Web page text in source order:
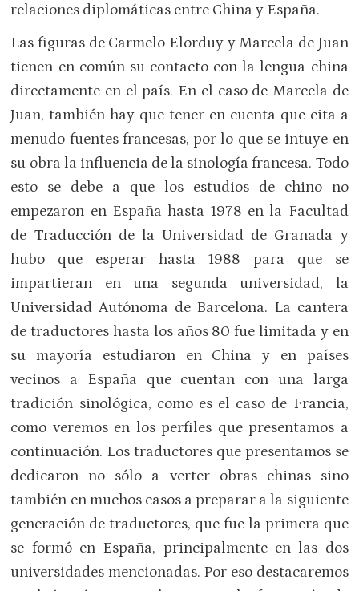
relaciones diplomáticas entre China y España.
Las figuras de Carmelo Elorduy y Marcela de Juan
tienen en común su contacto con la lengua china
directamente en el país. En el caso de Marcela de
Juan, también hay que tener en cuenta que cita a
menudo fuentes francesas, por lo que se intuye en
su obra la influencia de la sinología francesa. Todo
esto se debe a que los estudios de chino no
empezaron en España hasta 1978 en la Facultad
de Traducción de la Universidad de Granada y
hubo que esperar hasta 1988 para que se
impartieran en una segunda universidad, la
Universidad Autónoma de Barcelona. La cantera
de traductores hasta los años 80 fue limitada y en
su mayoría estudiaron en China y en países
vecinos a España que cuentan con una larga
tradición sinológica, como es el caso de Francia,
como veremos en los perfiles que presentamos a
continuación. Los traductores que presentamos se
dedicaron no sólo a verter obras chinas sino
también en muchos casos a preparar a la siguiente
generación de traductores, que fue la primera que
se formó en España, principalmente en las dos
universidades mencionadas. Por eso destacaremos